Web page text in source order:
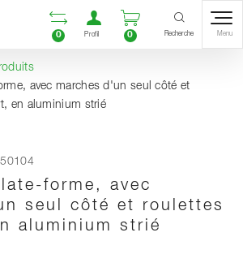
Ouvrir la liste
0
Ouvrir un compte
Profil
Ouvrir le
0 Recherche Menu
avec marches d'un seul côté et
en aluminium strié
forme, avec
seul côté et roulettes
aluminium strié